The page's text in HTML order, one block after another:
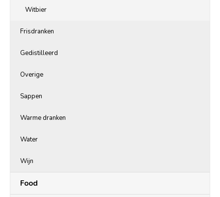
Witbier
Frisdranken
Gedistilleerd
Overige
Sappen
Warme dranken
Water
Wijn
Food